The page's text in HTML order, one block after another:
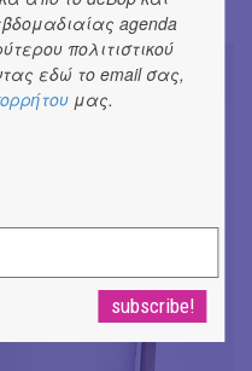
agenda
πολιτιστικού
εδώ το email σας,
μας.